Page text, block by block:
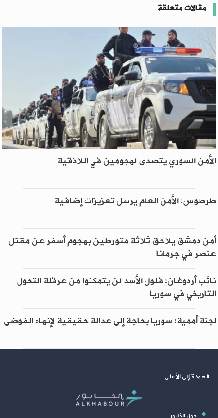
مقالات متعلقة
الأمن السوري يتصدى لهجومين في اللاذقية
طرطوس: الأمن العام يرسل تعزيزات إضافية
أمن دمشق يلاحق ثلاثة متورطين بهجوم أسفر عن مقتل
عنصر في جرمانا
نائب أردوغان: فلول الأسد لن يتمكنوا من عرقلة التحول
التاريخي في سوريا
لجنة أممية: سوريا بحاجة إلى عدالة حقيقية لإنهاء الفوضى
العودة إلى الأعلى
حول الخابور